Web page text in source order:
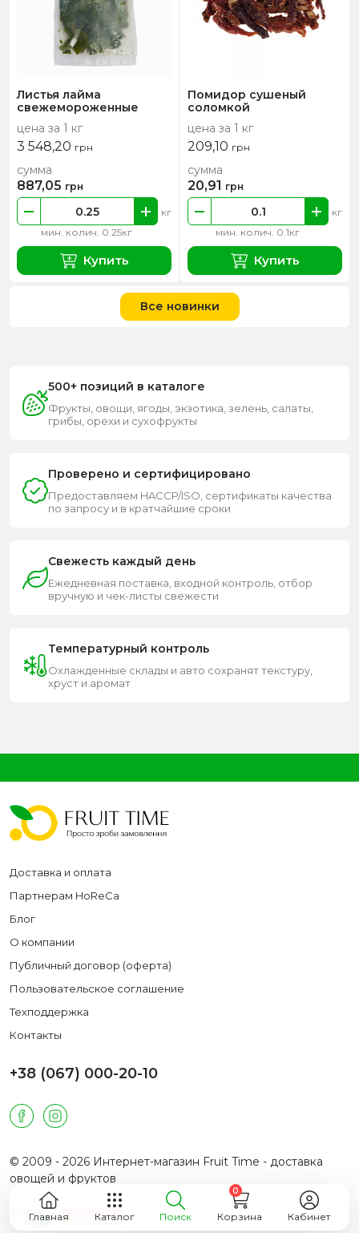
Листья лайма
свежемороженные
цена за 1 кг
3 548,20 грн
мин. колич. 0.25кг
кг
сумма
887,05 грн
Купить
Помидор сушеный
соломкой
цена за 1 кг
209,10 грн
мин. колич. 0.1кг
кг
сумма
20,91 грн
Купить
Все новинки
500+ позиций в каталоге
Фрукты, овощи, ягоды, экзотика, зелень, салаты,
грибы, орехи и сухофрукты
Проверено и сертифицировано
Предоставляем HACCP/ISO, сертификаты качества
по запросу и в кратчайшие сроки
Свежесть каждый день
Ежедневная поставка, входной контроль, отбор
вручную и чек-листы свежести
Температурный контроль
Охлажденные склады и авто сохранят текстуру,
хруст и аромат
Доставка и оплата
Партнерам HoReCa
Блог
О компании
Публичный договор (оферта)
Пользовательское соглашение
Техподдержка
Контакты
+38 (067) 000-20-10
© 2009 - 2026 Интернет-магазин Fruit Time - доставка
овощей и фруктов
Главная Каталог Поиск Корзина
0
Кабинет